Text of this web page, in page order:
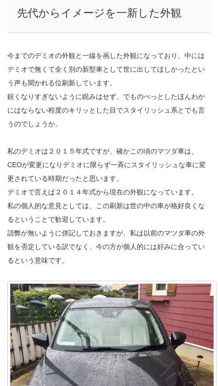
先代からイメージを一新した外観
今までのデミオの外観と一線を画した外観になっており、中には
デミオで無くて全く別の新型車として世に出してほしかったとい
う声も聞かれる位刷新しています。
鋭くなりすぎないように睨みはせず、でものぺっとしたほんわか
にはならない程度のキリッとした目でスタイリッシュ系とでも言
うのでしょうか。
私のデミオは２０１５年式ですが、確かこの頃のマツダ車は、
CEOが変更になりデミオに限らず一斉にスタイリッシュな車に変
更されている時期だったと思います。
デミオで言えば２０１４年式から現在の外観になっています。
私の個人的な意見としては、この刷新は世の中の車が格好良くな
るということで歓迎しています。
語弊が無いように併記しておきますが、私は以前のマツダ車の外
観を否定している訳でなく、今の方が個人的には好みに合ってい
るという意味です。